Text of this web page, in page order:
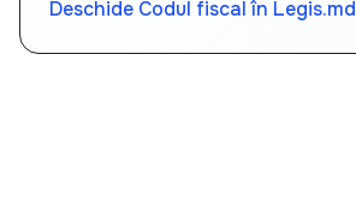
Deschide Codul fiscal în Legis.md